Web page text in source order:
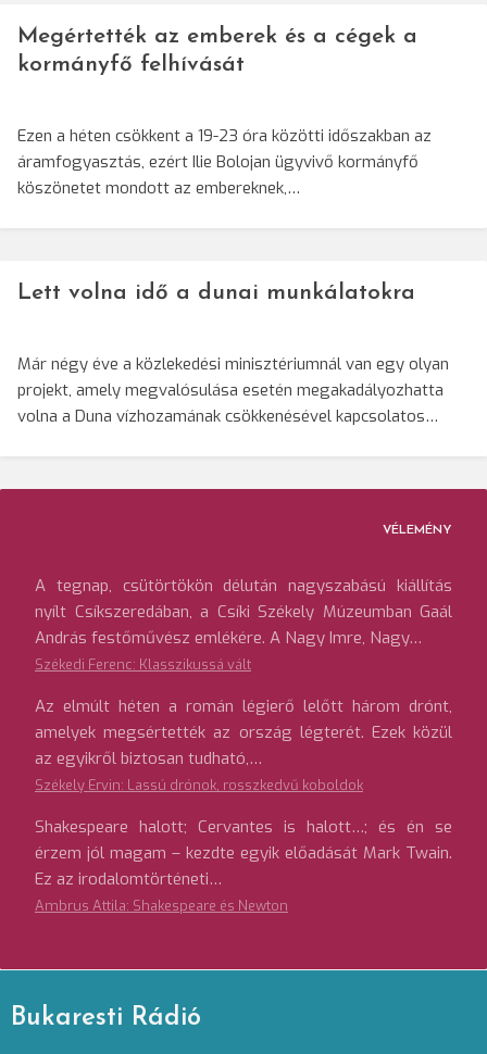
Megértették az emberek és a cégek a
kormányfő felhívását
Ezen a héten csökkent a 19-23 óra közötti időszakban az
áramfogyasztás, ezért Ilie Bolojan ügyvivő kormányfő
köszönetet mondott az embereknek,…
Lett volna idő a dunai munkálatokra
Már négy éve a közlekedési minisztériumnál van egy olyan
projekt, amely megvalósulása esetén megakadályozhatta
volna a Duna vízhozamának csökkenésével kapcsolatos…
VÉLEMÉNY
A tegnap, csütörtökön délután nagyszabású kiállítás
nyílt Csíkszeredában, a Csíki Székely Múzeumban Gaál
András festőművész emlékére. A Nagy Imre, Nagy…
Székedi Ferenc: Klasszikussá vált
Az elmúlt héten a román légierő lelőtt három drónt,
amelyek megsértették az ország légterét. Ezek közül
az egyikről biztosan tudható,…
Székely Ervin: Lassú drónok, rosszkedvű koboldok
Shakespeare halott; Cervantes is halott…; és én se
érzem jól magam – kezdte egyik előadását Mark Twain.
Ez az irodalomtörténeti…
Ambrus Attila: Shakespeare és Newton
Bukaresti Rádió